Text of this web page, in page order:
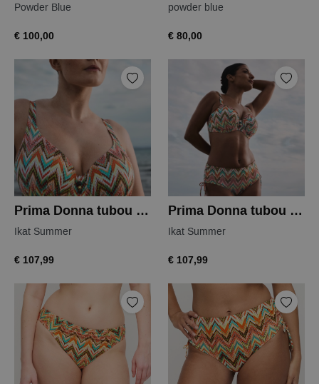
Powder Blue
€ 100,00
powder blue
€ 80,00
Prima Donna tubou bikinitop
Ikat Summer
€ 107,99
Prima Donna tubou bikinitop
Ikat Summer
€ 107,99